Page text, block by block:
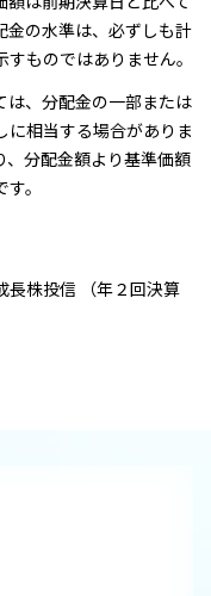
金の水準は、必ずしも計
ものではありません。
は、分配金の一部または
相当する場合がありま
分配金額より基準価額
。
長株投信 （年２回決算